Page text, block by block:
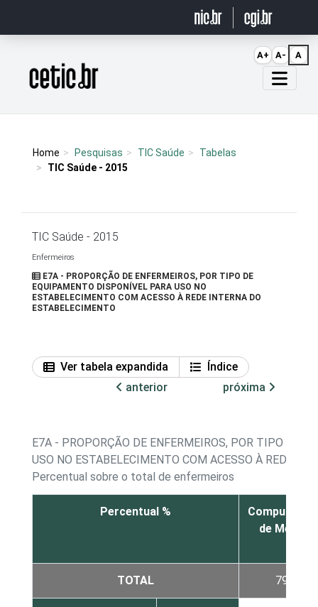
Página inicial
Home Pesquisas TIC Saúde
Tabelas
TIC Saúde - 2015
TIC Saúde - 2015
Enfermeiros
E7A - PROPORÇÃO DE ENFERMEIROS, POR TIPO DE
EQUIPAMENTO DISPONÍVEL PARA USO NO
ESTABELECIMENTO COM ACESSO À REDE INTERNA DO
ESTABELECIMENTO
Ver tabela expandida
Índice
anterior
próxima
E7A - PROPORÇÃO DE ENFERMEIROS, POR TIPO DE
USO NO ESTABELECIMENTO COM ACESSO À REDE
Percentual sobre o total de enfermeiros
Percentual %
Computador
de Mesa
TOTAL 79
A+ A- A